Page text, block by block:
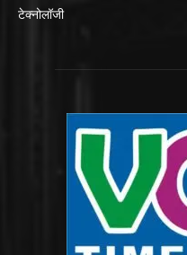
टेक्नोलॉजी